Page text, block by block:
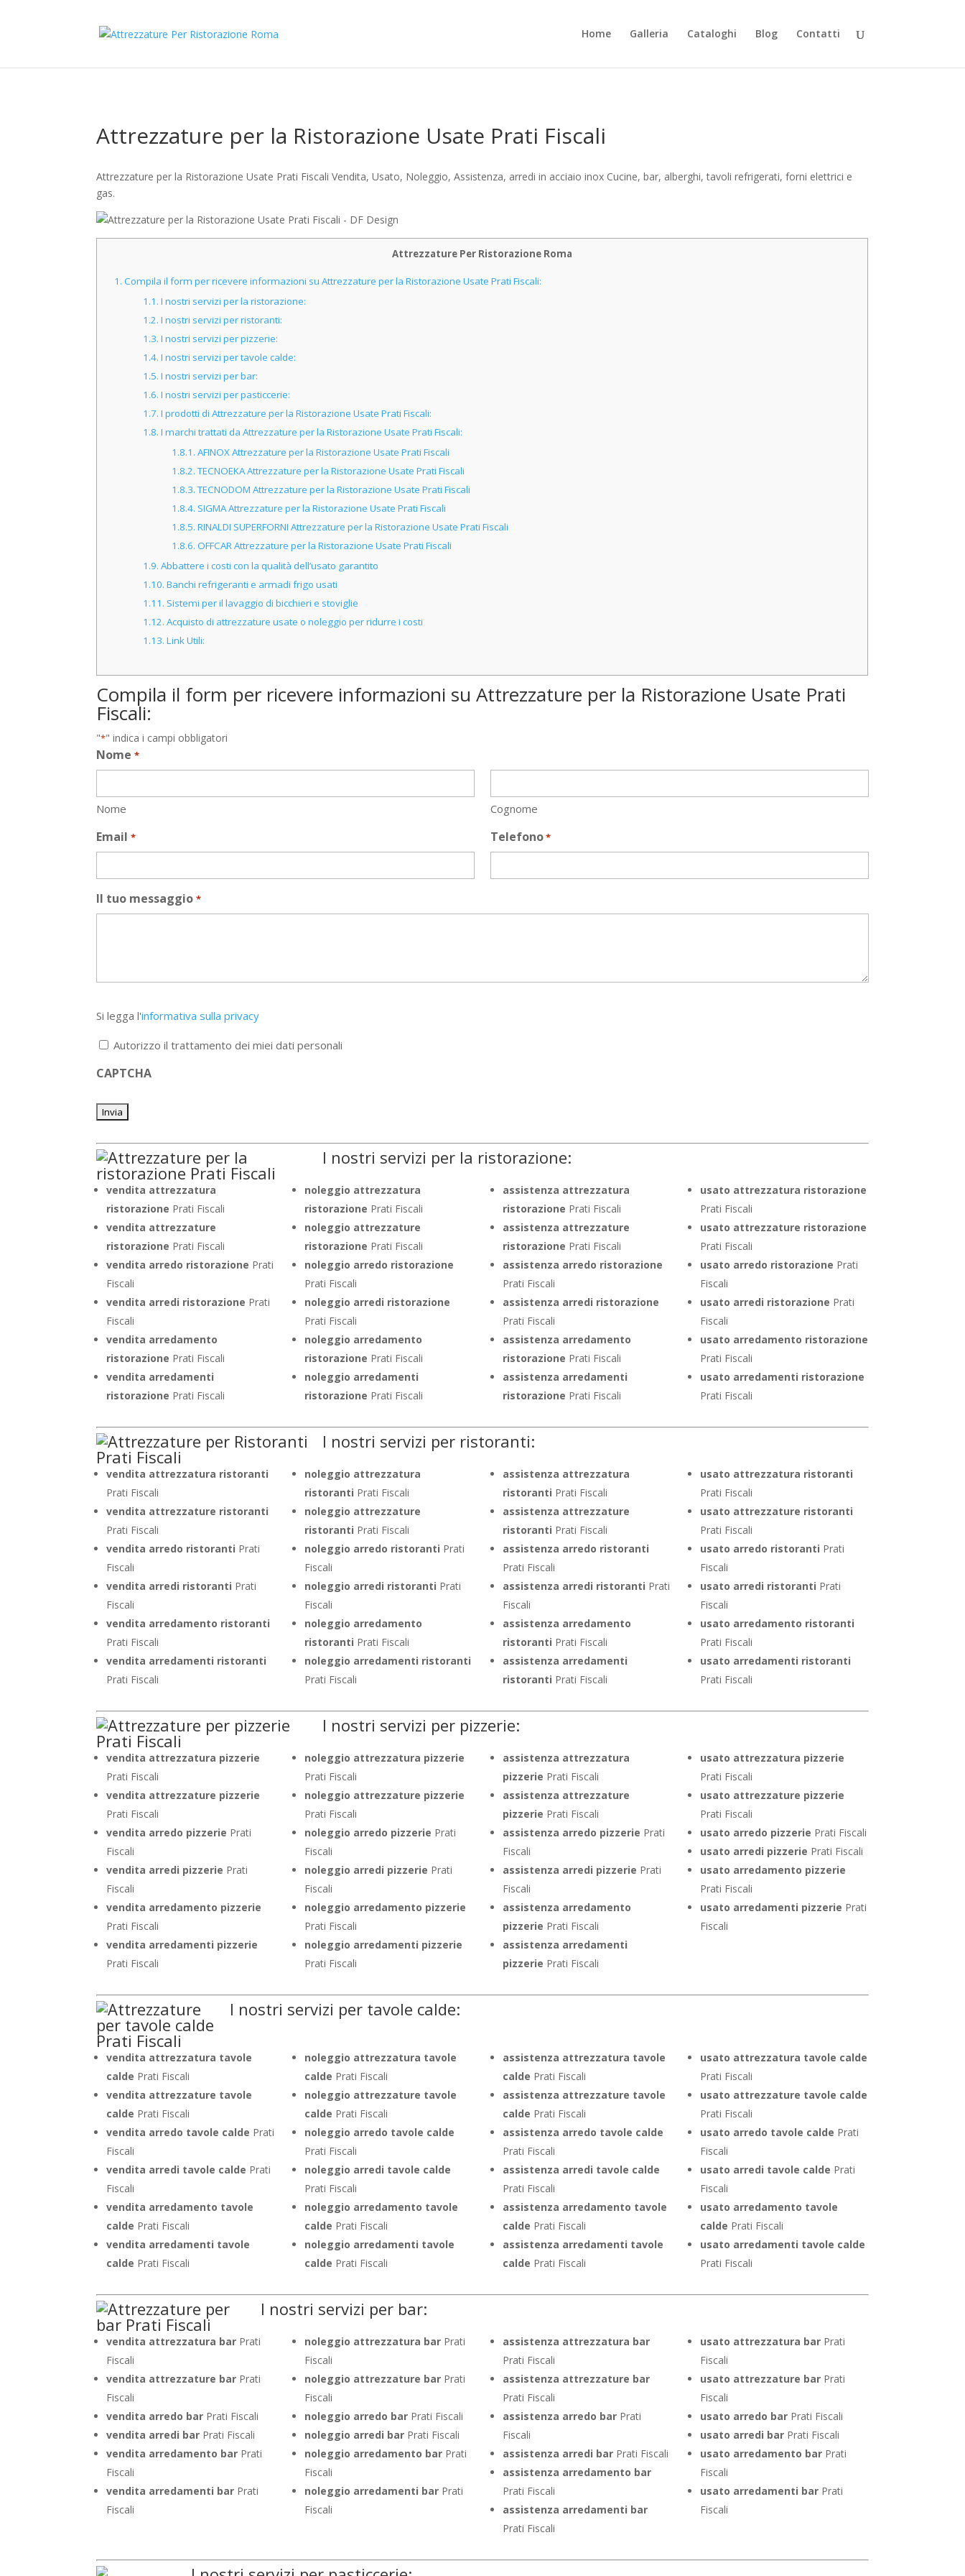
Home Galleria Cataloghi Blog Contatti
Attrezzature per la Ristorazione Usate Prati Fiscali
Attrezzature per la Ristorazione Usate Prati Fiscali Vendita, Usato, Noleggio, Assistenza, arredi in acciaio inox Cucine, bar, alberghi, tavoli refrigerati, forni elettrici e
gas.
Attrezzature Per Ristorazione Roma
1. Compila il form per ricevere informazioni su Attrezzature per la Ristorazione Usate Prati Fiscali:
1.1. I nostri servizi per la ristorazione:
1.2. I nostri servizi per ristoranti:
1.3. I nostri servizi per pizzerie:
1.4. I nostri servizi per tavole calde:
1.5. I nostri servizi per bar:
1.6. I nostri servizi per pasticcerie:
1.7. I prodotti di Attrezzature per la Ristorazione Usate Prati Fiscali:
1.8. I marchi trattati da Attrezzature per la Ristorazione Usate Prati Fiscali:
1.8.1. AFINOX Attrezzature per la Ristorazione Usate Prati Fiscali
1.8.2.TECNOEKA Attrezzature per la Ristorazione Usate Prati Fiscali
1.8.3.TECNODOM Attrezzature per la Ristorazione Usate Prati Fiscali
1.8.4. SIGMA Attrezzature per la Ristorazione Usate Prati Fiscali
1.8.5. RINALDI SUPERFORNI Attrezzature per la Ristorazione Usate Prati Fiscali
1.8.6. OFFCAR Attrezzature per la Ristorazione Usate Prati Fiscali
1.9. Abbattere i costi con la qualità dell’usato garantito
1.10. Banchi refrigeranti e armadi frigo usati
1.11. Sistemi per il lavaggio di bicchieri e stoviglie
1.12. Acquisto di attrezzature usate o noleggio per ridurre i costi
1.13. Link Utili:
Compila il form per ricevere informazioni su Attrezzature per la Ristorazione Usate Prati
Fiscali:
"*" indica i campi obbligatori
Nome *
Nome Cognome
Email * Telefono*
Il tuo messaggio *
legga
l'informativa
privacy
Si legga l'informativa sulla privacy
Autorizzo il trattamento dei miei dati personali
CAPTCHA
I nostri servizi per la ristorazione:
vendita attrezzatura
ristorazione Prati Fiscali
vendita attrezzature
ristorazione Prati Fiscali
vendita arredo ristorazione Prati
Fiscali
vendita arredi ristorazione Prati
Fiscali
vendita arredamento
ristorazione Prati Fiscali
vendita arredamenti
ristorazione Prati Fiscali
noleggio attrezzatura
ristorazione Prati Fiscali
noleggio attrezzature
ristorazione Prati Fiscali
noleggio arredo ristorazione
Prati Fiscali
noleggio arredi ristorazione
Prati Fiscali
noleggio arredamento
ristorazione Prati Fiscali
noleggio arredamenti
ristorazione Prati Fiscali
assistenza attrezzatura
ristorazione Prati Fiscali
assistenza attrezzature
ristorazione Prati Fiscali
assistenza arredo ristorazione
Prati Fiscali
assistenza arredi ristorazione
Prati Fiscali
assistenza arredamento
ristorazione Prati Fiscali
assistenza arredamenti
ristorazione Prati Fiscali
usato attrezzatura ristorazione
Prati Fiscali
usato attrezzature ristorazione
Prati Fiscali
usato arredo ristorazione Prati
Fiscali
usato arredi ristorazione Prati
Fiscali
usato arredamento ristorazione
Prati Fiscali
usato arredamenti ristorazione
Prati Fiscali
I nostri servizi per ristoranti:
vendita attrezzatura ristoranti
Prati Fiscali
vendita attrezzature ristoranti
Prati Fiscali
vendita arredo ristoranti Prati
Fiscali
vendita arredi ristoranti Prati
Fiscali
vendita arredamento ristoranti
Prati Fiscali
vendita arredamenti ristoranti
Prati Fiscali
noleggio attrezzatura
ristoranti Prati Fiscali
noleggio attrezzature
ristoranti Prati Fiscali
noleggio arredo ristoranti Prati
Fiscali
noleggio arredi ristoranti Prati
Fiscali
noleggio arredamento
ristoranti Prati Fiscali
noleggio arredamenti ristoranti
Prati Fiscali
assistenza attrezzatura
ristoranti Prati Fiscali
assistenza attrezzature
ristoranti Prati Fiscali
assistenza arredo ristoranti
Prati Fiscali
assistenza arredi ristoranti Prati
Fiscali
assistenza arredamento
ristoranti Prati Fiscali
assistenza arredamenti
ristoranti Prati Fiscali
usato attrezzatura ristoranti
Prati Fiscali
usato attrezzature ristoranti
Prati Fiscali
usato arredo ristoranti Prati
Fiscali
usato arredi ristoranti Prati
Fiscali
usato arredamento ristoranti
Prati Fiscali
usato arredamenti ristoranti
Prati Fiscali
I nostri servizi per pizzerie:
vendita attrezzatura pizzerie
Prati Fiscali
vendita attrezzature pizzerie
Prati Fiscali
vendita arredo pizzerie Prati
Fiscali
vendita arredi pizzerie Prati
Fiscali
vendita arredamento pizzerie
Prati Fiscali
vendita arredamenti pizzerie
Prati Fiscali
noleggio attrezzatura pizzerie
Prati Fiscali
noleggio attrezzature pizzerie
Prati Fiscali
noleggio arredo pizzerie Prati
Fiscali
noleggio arredi pizzerie Prati
Fiscali
noleggio arredamento pizzerie
Prati Fiscali
noleggio arredamenti pizzerie
Prati Fiscali
assistenza attrezzatura
pizzerie Prati Fiscali
assistenza attrezzature
pizzerie Prati Fiscali
assistenza arredo pizzerie Prati
Fiscali
assistenza arredi pizzerie Prati
Fiscali
assistenza arredamento
pizzerie Prati Fiscali
assistenza arredamenti
pizzerie Prati Fiscali
usato attrezzatura pizzerie
Prati Fiscali
usato attrezzature pizzerie
Prati Fiscali
usato arredo pizzerie Prati Fiscali
usato arredi pizzerie Prati Fiscali
usato arredamento pizzerie
Prati Fiscali
usato arredamenti pizzerie Prati
Fiscali
I nostri servizi per tavole calde:
vendita attrezzatura tavole
calde Prati Fiscali
vendita attrezzature tavole
calde Prati Fiscali
vendita arredo tavole calde Prati
Fiscali
vendita arredi tavole calde Prati
Fiscali
vendita arredamento tavole
calde Prati Fiscali
vendita arredamenti tavole
calde Prati Fiscali
noleggio attrezzatura tavole
calde Prati Fiscali
noleggio attrezzature tavole
calde Prati Fiscali
noleggio arredo tavole calde
Prati Fiscali
noleggio arredi tavole calde
Prati Fiscali
noleggio arredamento tavole
calde Prati Fiscali
noleggio arredamenti tavole
calde Prati Fiscali
assistenza attrezzatura tavole
calde Prati Fiscali
assistenza attrezzature tavole
calde Prati Fiscali
assistenza arredo tavole calde
Prati Fiscali
assistenza arredi tavole calde
Prati Fiscali
assistenza arredamento tavole
calde Prati Fiscali
assistenza arredamenti tavole
calde Prati Fiscali
usato attrezzatura tavole calde
Prati Fiscali
usato attrezzature tavole calde
Prati Fiscali
usato arredo tavole calde Prati
Fiscali
usato arredi tavole calde Prati
Fiscali
usato arredamento tavole
calde Prati Fiscali
usato arredamenti tavole calde
Prati Fiscali
I nostri servizi per bar:
vendita attrezzatura bar Prati
Fiscali
vendita attrezzature bar Prati
Fiscali
vendita arredo bar Prati Fiscali
vendita arredi bar Prati Fiscali
vendita arredamento bar Prati
Fiscali
vendita arredamenti bar Prati
Fiscali
noleggio attrezzatura bar Prati
Fiscali
noleggio attrezzature bar Prati
Fiscali
noleggio arredo bar Prati Fiscali
noleggio arredi bar Prati Fiscali
noleggio arredamento bar Prati
Fiscali
noleggio arredamenti bar Prati
Fiscali
assistenza attrezzatura bar
Prati Fiscali
assistenza attrezzature bar
Prati Fiscali
assistenza arredo barPrati
Fiscali
assistenza arredi barPrati Fiscali
assistenza arredamento bar
Prati Fiscali
assistenza arredamenti bar
Prati Fiscali
usato attrezzatura bar Prati
Fiscali
usato attrezzature bar Prati
Fiscali
usato arredo bar Prati Fiscali
usato arredi bar Prati Fiscali
usato arredamento bar Prati
Fiscali
usato arredamenti bar Prati
Fiscali